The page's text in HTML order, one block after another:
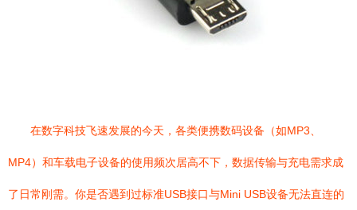
在数字科技飞速发展的今天，各类便携数码设备（如MP3、
MP4）和车载电子设备的使用频次居高不下，数据传输与充电需求成
了日常刚需。你是否遇到过标准USB接口与Mini USB设备无法直连的